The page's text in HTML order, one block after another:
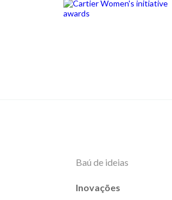
Baú de ideias
Inovações